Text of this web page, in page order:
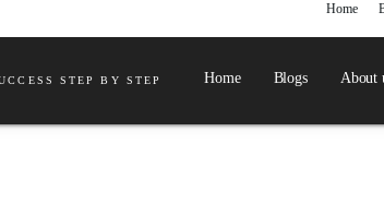
Home
STEP BY STEP Home Blogs About